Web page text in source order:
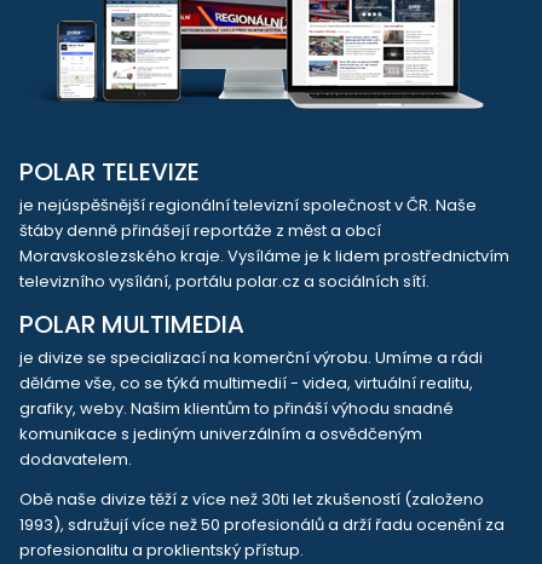
POLAR TELEVIZE
je nejúspěšnější regionální televizní společnost v ČR. Naše
štáby denně přinášejí reportáže z měst a obcí
Moravskoslezského kraje. Vysíláme je k lidem prostřednictvím
televizního vysílání, portálu polar.cz a sociálních sítí.
POLAR MULTIMEDIA
je divize se specializací na komerční výrobu. Umíme a rádi
děláme vše, co se týká multimedií - videa, virtuální realitu,
grafiky, weby. Našim klientům to přináší výhodu snadné
komunikace s jediným univerzálním a osvědčeným
dodavatelem.
Obě naše divize těží z více než 30ti let zkušeností (založeno
1993), sdružují více než 50 profesionálů a drží řadu ocenění za
profesionalitu a proklientský přístup.